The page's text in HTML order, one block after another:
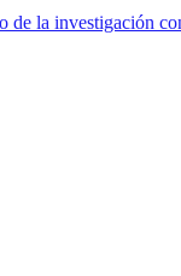
la investigación